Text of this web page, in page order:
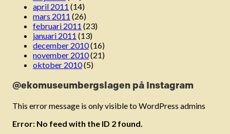
april 2011 (14)
mars 2011 (26)
februari 2011 (23)
januari 2011 (13)
december 2010(16)
november 2010(21)
oktober 2010(5)
@ekomuseumbergslagen på Instagram
This error message is only visible to WordPress admins
Error: No feed with the ID 2 found.